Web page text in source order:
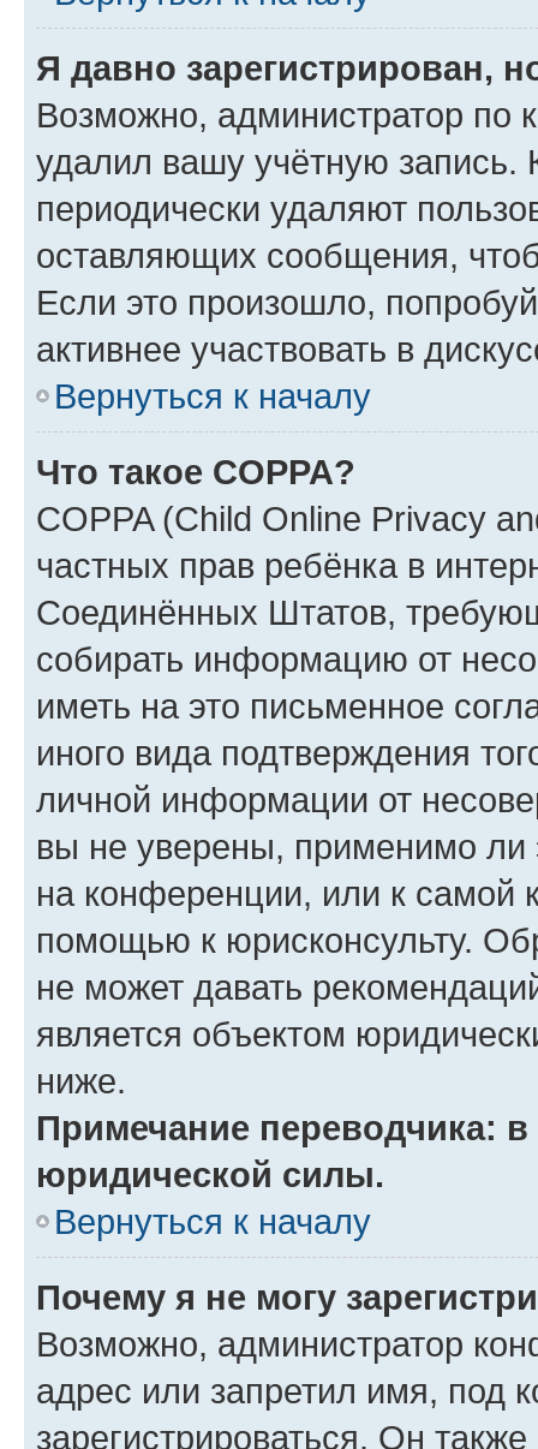
Я давно зарегистрирован,
Возможно, администратор по
удалил вашу учётную запись.
периодически удаляют
оставляющих сообщения,
Если это произошло,
активнее участвовать в
Вернуться к началу
Что такое COPPA?
COPPA (Child Online Privacy
частных прав ребёнка в
Соединённых Штатов,
собирать информацию от
иметь на это письменное
иного вида подтверждения
личной информации от
вы не уверены, применимо ли
на конференции, или к самой
помощью к юрисконсульту.
не может давать
является объектом
ниже.
Примечание переводчика:
юридической силы.
Вернуться к началу
Почему я не могу
Возможно, администратор
адрес или запретил имя, под
зарегистрироваться. Он